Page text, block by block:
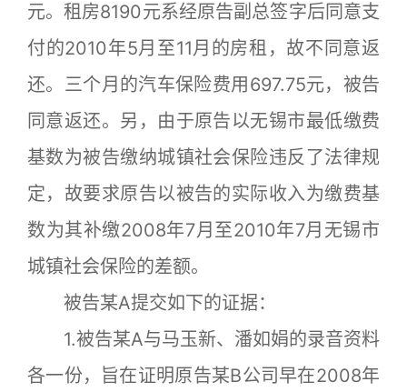
元。租房8190元系经原告副总签字后同意支
付的2010年5月至11月的房租，故不同意返
还。三个月的汽车保险费用697.75元，被告
同意返还。另，由于原告以无锡市最低缴费
基数为被告缴纳城镇社会保险违反了法律规
定，故要求原告以被告的实际收入为缴费基
数为其补缴2008年7月至2010年7月无锡市
城镇社会保险的差额。
被告某A提交如下的证据：
1.被告某A与马玉新、潘如娟的录音资料
各一份，旨在证明原告某B公司早在2008年